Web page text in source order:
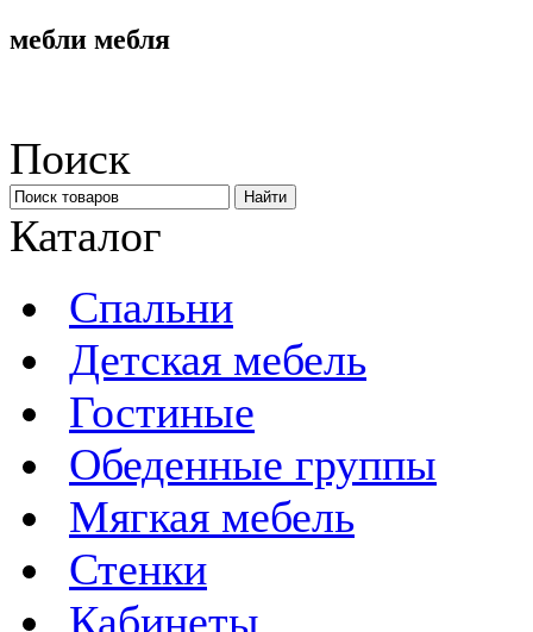
мебли мебля
Поиск
Каталог
Спальни
Детская мебель
Гостиные
Обеденные группы
Мягкая мебель
Стенки
Кабинеты